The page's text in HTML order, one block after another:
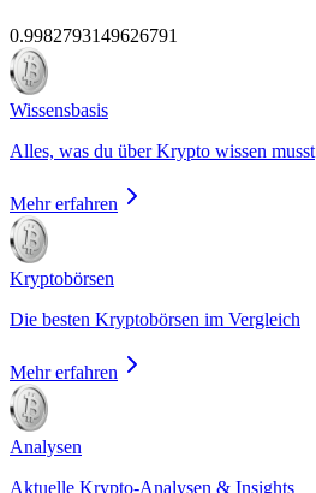
0.9982793149626791
Wissensbasis
Alles, was du über Krypto wissen musst
Mehr erfahren
Kryptobörsen
Die besten Kryptobörsen im Vergleich
Mehr erfahren
Analysen
Aktuelle Krypto-Analysen & Insights